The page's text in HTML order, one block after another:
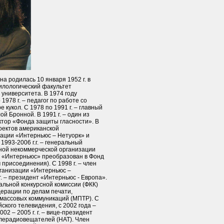
родилась 10 января 1952 г. в
факультет
университета. В 1974 году
г. – педагог по работе со
кукол. С 1978 по 1991 г. – главный
Бронной. В 1991 г. – один из
«Фонда защиты гласности». В
американской
«Интерньюс – Нетуорк» и
2006 г.г. – генеральный
некоммерческой организации
«Интерньюс» преобразован в Фонд
С 1998 г. – член
«Интерньюс –
– президент «Интерньюс - Европа».
конкурсной комиссии (ФКК)
по делам печати,
коммуникаций (МПТР). C
телевидения, с 2002 года –
– 2005 г. г. – вице-президент
(НАТ). Член